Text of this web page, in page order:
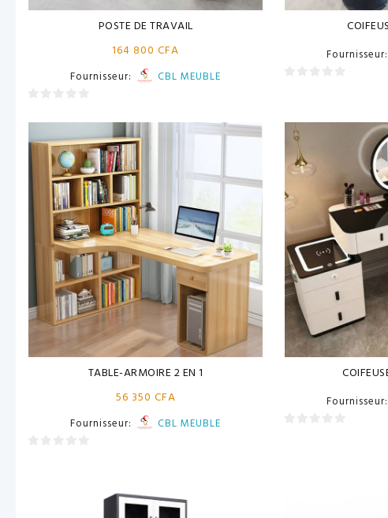
POSTE DE TRAVAIL
164 800CFA
Fournisseur:
CBL MEUBLE
sur
5
Fournisseur:
5
TABLE-ARMOIRE 2 EN 1
56 350 CFA
Fournisseur:
CBL MEUBLE
Fournisseur: